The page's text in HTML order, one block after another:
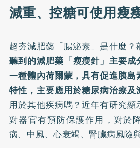
減重、控糖可使用瘦
超夯減肥藥「腸泌素」是什麼？
聽到的減肥藥「瘦瘦針」主要成
一種體內荷爾蒙，具有促進胰
特性，主要應用於糖尿病治療及
用於其他疾病嗎？近年有研究顯
對器官有預防保護作用，對於
病、中風、心衰竭、腎臟病風險